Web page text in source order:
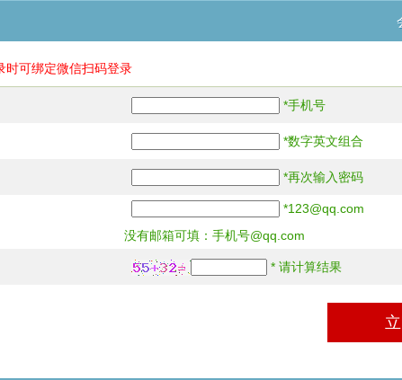
时可绑定微信扫码登录
*手机号
*数字英文组合
*再次输入密码
*123@qq.com
没有邮箱可填：手机号@qq.com
* 请计算结果